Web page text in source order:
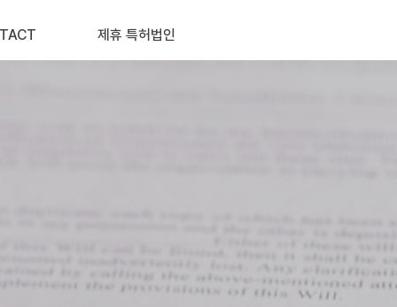
제휴 특허법인